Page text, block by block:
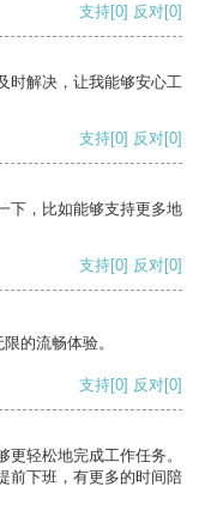
支持[0] 反对[0]
时解决，让我能够安心工
支持[0] 反对[0]
下，比如能够支持更多地
支持[0] 反对[0]
的流畅体验。
支持[0] 反对[0]
轻松地完成工作任务。
前下班，有更多的时间陪